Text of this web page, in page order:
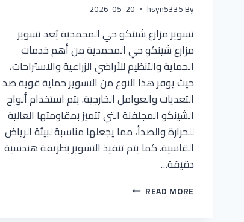
By
hsyn5335
2026-05-20
تسوير مزارع شينكو حي المحمدية يُعد تسوير
مزارع شينكو حي المحمدية من أهم خدمات
الحماية والتنظيم للأراضي الزراعية والاستراحات،
حيث يوفر هذا النوع من التسوير حماية قوية ضد
التعديات والعوامل الخارجية. يتم استخدام ألواح
الشينكو المجلفنة التي تتميز بمقاومتها العالية
للحرارة والصدأ، مما يجعلها مناسبة لبيئة الرياض
القاسية. كما يتم تنفيذ التسوير بطريقة هندسية
دقيقة…
READ MORE